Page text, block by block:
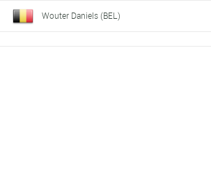
Wouter Daniels (BEL)